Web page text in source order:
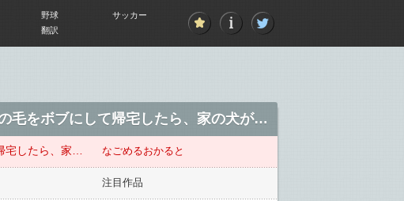
野球
サッカー
翻訳
この前、何の気なしにふらっと美容院に行き、 腰ぐらいまであった邪魔くさい髪の毛をボブにして帰宅したら、家の犬が・・・
なごめるおかると
注目作品